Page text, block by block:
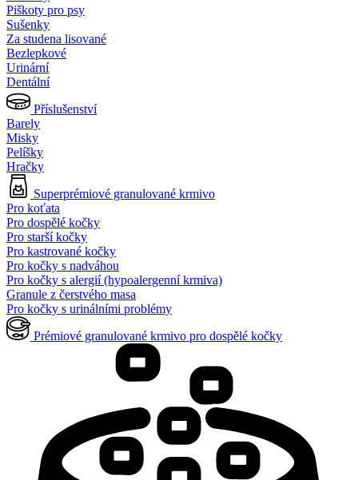
Piškoty pro psy
Sušenky
Za studena lisované
Bezlepkové
Urinární
Dentální
Příslušenství
Barely
Misky
Pelíšky
Hračky
Superprémiové granulované krmivo
Pro koťata
Pro dospělé kočky
Pro starší kočky
Pro kastrované kočky
Pro kočky s nadváhou
Pro kočky s alergií (hypoalergenní krmiva)
Granule z čerstvého masa
Pro kočky s urinálními problémy
Prémiové granulované krmivo pro dospělé kočky